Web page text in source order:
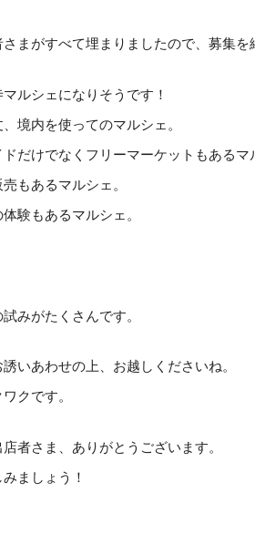
まがすべて埋まりましたので、募集を
ルシェになりそうです！
境内を使ってのマルシェ。
だけでなくフリーマーケットもあるマ
もあるマルシェ。
験もあるマルシェ。
みがたくさんです。
いあわせの上、お越しくださいね。
クです。
者さま、ありがとうございます。
ましょう！